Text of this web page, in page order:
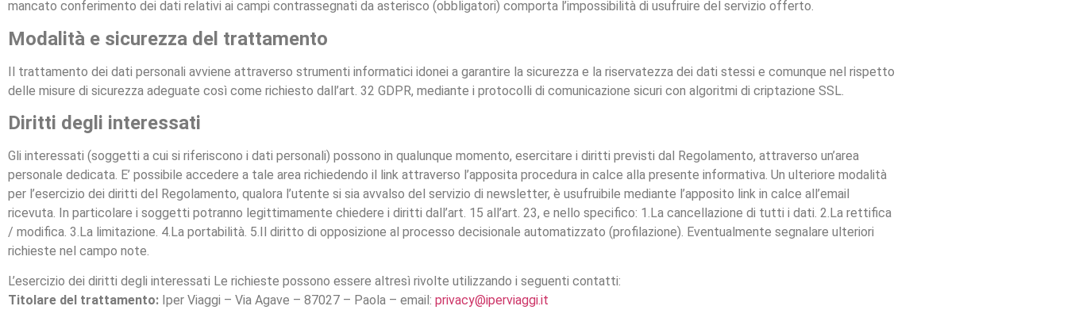
mancato conferimento dei dati relativi ai campi contrassegnati da asterisco (obbligatori) comporta l’impossibilità di usufruire del servizio offerto.
Modalità e sicurezza del trattamento
Il trattamento dei dati personali avviene attraverso strumenti informatici idonei a garantire la sicurezza e la riservatezza dei dati stessi e comunque nel rispetto
delle misure di sicurezza adeguate così come richiesto dall’art. 32 GDPR, mediante i protocolli di comunicazione sicuri con algoritmi di criptazione SSL.
Diritti degli interessati
Gli interessati (soggetti a cui si riferiscono i dati personali) possono in qualunque momento, esercitare i diritti previsti dal Regolamento, attraverso un’area
personale dedicata. E’ possibile accedere a tale area richiedendo il link attraverso l’apposita procedura in calce alla presente informativa. Un ulteriore modalità
per l’esercizio dei diritti del Regolamento, qualora l’utente si sia avvalso del servizio di newsletter, è usufruibile mediante l’apposito link in calce all’email
ricevuta. In particolare i soggetti potranno legittimamente chiedere i diritti dall’art. 15 all’art. 23, e nello specifico: 1.La cancellazione di tutti i dati. 2.La rettifica
/ modifica. 3.La limitazione. 4.La portabilità. 5.Il diritto di opposizione al processo decisionale automatizzato (profilazione). Eventualmente segnalare ulteriori
richieste nel campo note.
L’esercizio dei diritti degli interessati Le richieste possono essere altresì rivolte utilizzando i seguenti contatti:
Titolare del trattamento: Iper Viaggi – Via Agave – 87027 – Paola – email: privacy@iperviaggi.it